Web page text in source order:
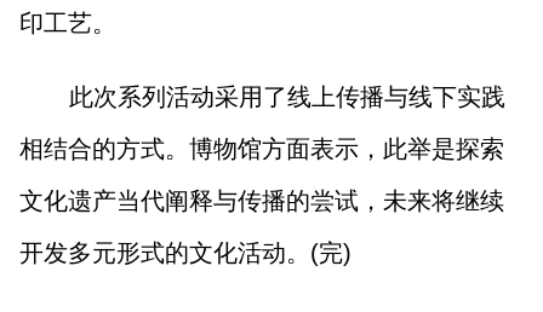
印工艺。
此次系列活动采用了线上传播与线下实践
相结合的方式。博物馆方面表示，此举是探索
文化遗产当代阐释与传播的尝试，未来将继续
开发多元形式的文化活动。(完)